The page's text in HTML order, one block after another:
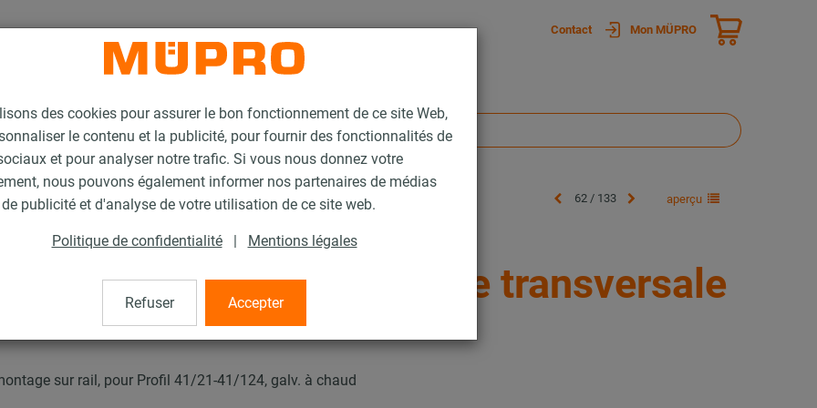
des cookies pour assurer le bon fonctionnement de ce site Web,
le contenu et la publicité, pour fournir des fonctionnalités de
et pour analyser notre trafic. Si vous nous donnez votre
nous pouvons également informer nos partenaires de médias
publicité et d'analyse de votre utilisation de ce site web.
Politique de confidentialité | Mentions légales
Refuser Accepter
Contact Mon MÜPRO
U MPR pour montage sur rail soudure transversale type S+ 62 / 133 aperçu
montage sur rail soudure transversale
sur rail, pour Profil 41/21-41/124, galv. à chaud